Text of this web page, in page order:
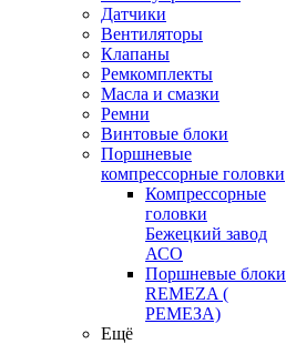
Датчики
Вентиляторы
Клапаны
Ремкомплекты
Масла и смазки
Ремни
Винтовые блоки
Поршневые
компрессорные головки
Компрессорные
головки
Бежецкий завод
АСО
Поршневые блоки
REMEZA (
РЕМЕЗА)
Ещё